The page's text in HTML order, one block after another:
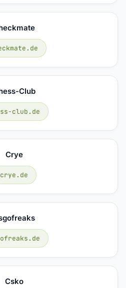
Club
club.de
Crye
crye.de
Csko